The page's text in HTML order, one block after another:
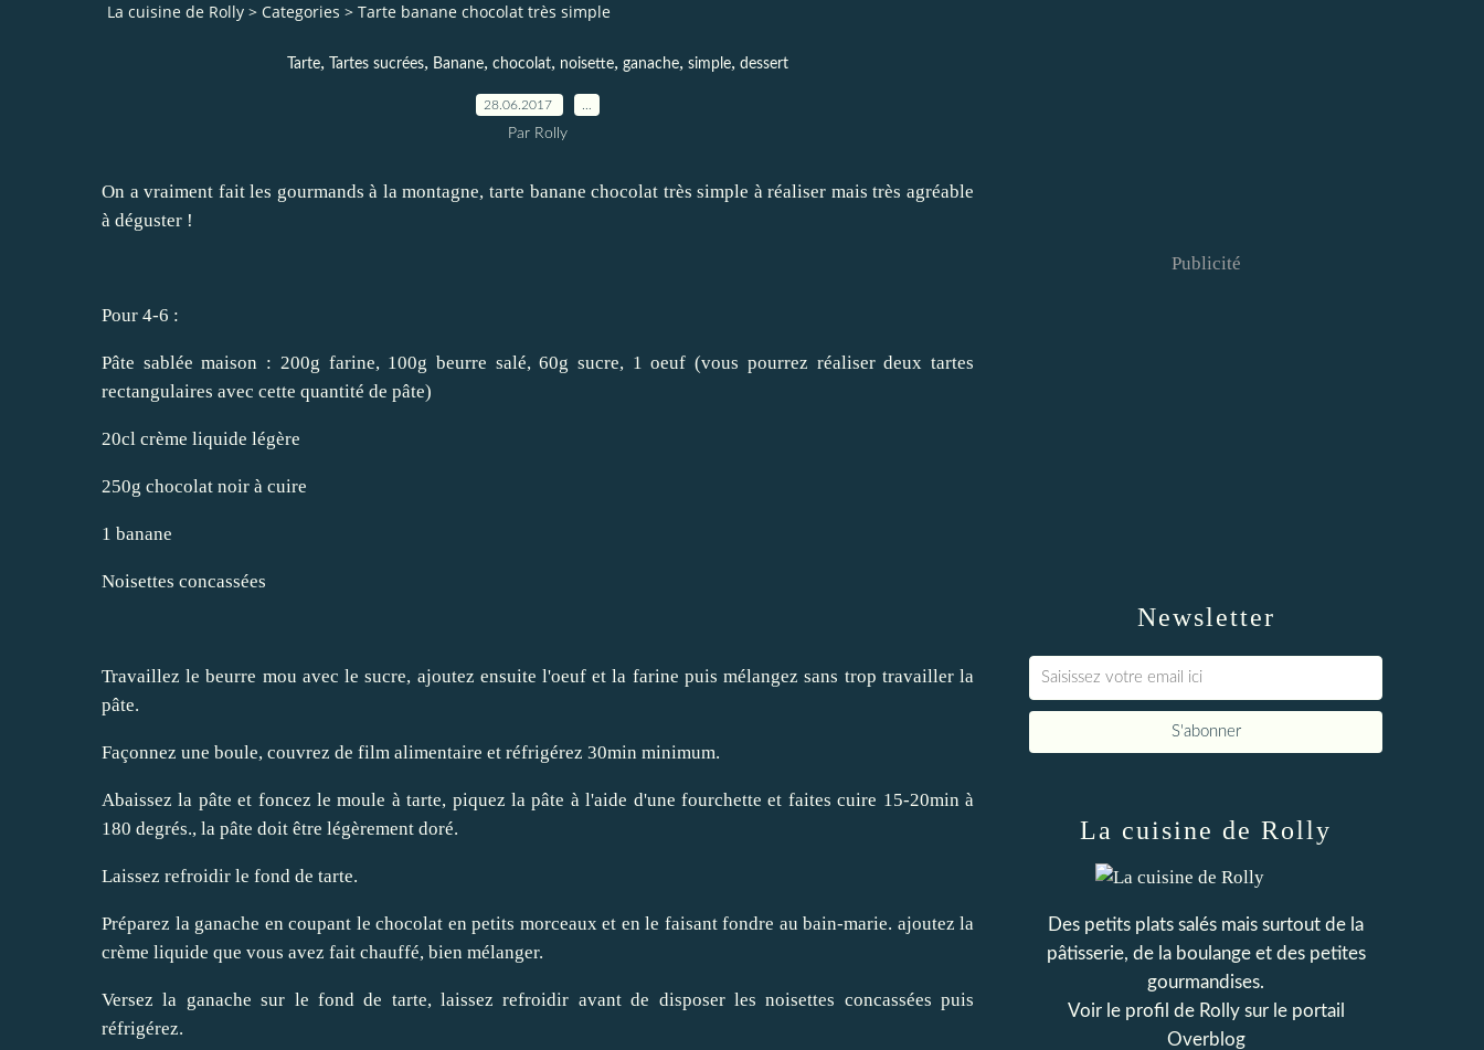
La cuisine de Rolly > Categories > Tarte banane chocolat très simple
Tarte, Tartes sucrées, Banane, chocolat, noisette, ganache, simple, dessert
28.06.2017
Par Rolly
On a vraiment fait les gourmands à la montagne, tarte banane chocolat très simple à réaliser mais très agréable
à déguster !
Pour 4-6 :
Pâte sablée maison : 200g farine, 100g beurre salé, 60g sucre, 1 oeuf (vous pourrez réaliser deux tartes
rectangulaires avec cette quantité de pâte)
20cl crème liquide légère
250g chocolat noir à cuire
1 banane
Noisettes concassées
Travaillez le beurre mou avec le sucre, ajoutez ensuite l'oeuf et la farine puis mélangez sans trop travailler la
pâte.
Façonnez une boule, couvrez de film alimentaire et réfrigérez 30min minimum.
Abaissez la pâte et foncez le moule à tarte, piquez la pâte à l'aide d'une fourchette et faites cuire 15-20min à
180 degrés., la pâte doit être légèrement doré.
Laissez refroidir le fond de tarte.
Préparez la ganache en coupant le chocolat en petits morceaux et en le faisant fondre au bain-marie. ajoutez la
crème liquide que vous avez fait chauffé, bien mélanger.
Versez la ganache sur le fond de tarte, laissez refroidir avant de disposer les noisettes concassées puis
réfrigérez.
Newsletter
Publicité
La cuisine de Rolly
Des petits plats salés mais surtout de la
pâtisserie, de la boulange et des petites
gourmandises.
Voir le profil de Rollysur le portail
Overblog